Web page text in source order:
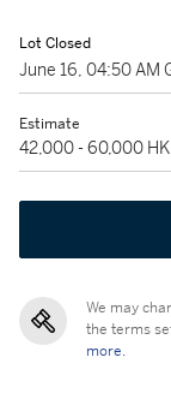
Lot Closed
June 16, 04:50 AM
Estimate
42,000 - 60,000
We may
the terms
more.